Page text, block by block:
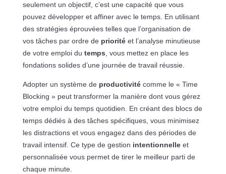
seulement un objectif, c’est une capacité que vous
pouvez développer et affiner avec le temps. En utilisant
des stratégies éprouvées telles que l’organisation de
vos tâches par ordre de prioritéet l’analyse minutieuse
de votre emploi du temps , vous mettez en place les
fondations solides d’une journée de travail réussie.
Adopter un système de productivitécomme le « Time
Blocking » peut transformer la manière dont vous gérez
votre emploi du temps quotidien. En créant des blocs de
temps dédiés à des tâches spécifiques, vous minimisez
les distractions et vous engagez dans des périodes de
travail intensif. Ce type de gestion intentionnelleet
personnalisée vous permet de tirer le meilleur parti de
chaque minute.